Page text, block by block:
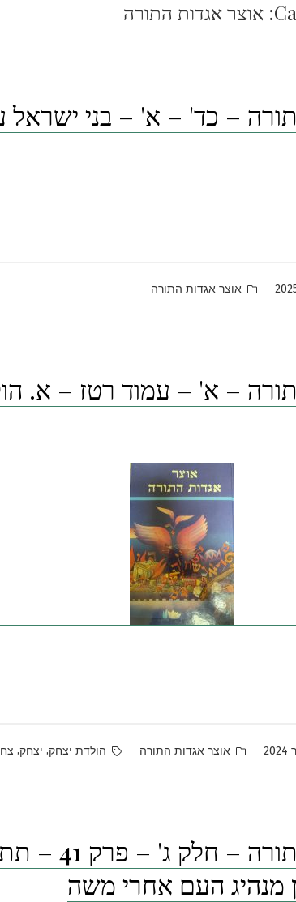
אוצר אגדות התורה
– כד' – א' – בני ישראל
Posted
אוצר אגדות התורה
– א' – עמוד רטז – א.
Posted
אוצר אגדות התורה Tags:
הולדת יצחק, יצחק,
אוצר אגדות
מנהיג העם אחרי משה